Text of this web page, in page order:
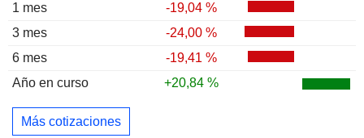
1 mes
-19,04 %
3 mes
-24,00 %
6 mes
-19,41 %
Año en curso
+20,84 %
Más cotizaciones